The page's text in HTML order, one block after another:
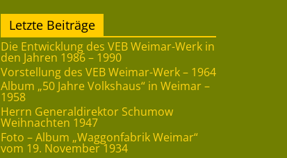
Letzte Beiträge
Die Entwicklung des VEB Weimar-Werk in
den Jahren 1986 – 1990
Vorstellung des VEB Weimar-Werk – 1964
Album „50 Jahre Volkshaus“ in Weimar –
1958
Herrn Generaldirektor Schumow
Weihnachten 1947
Foto – Album „Waggonfabrik Weimar“
vom 19. November 1934